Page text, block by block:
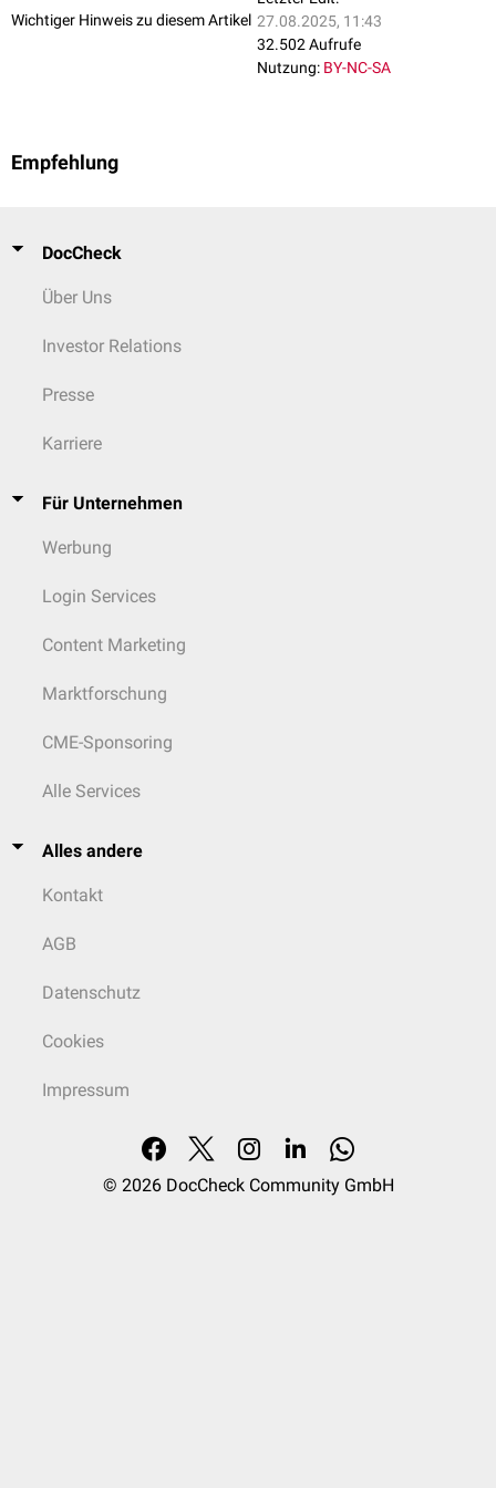
Wichtiger Hinweis zu diesem Artikel 27.08.2025, 11:43
32.502 Aufrufe
Nutzung: BY-NC-SA
Empfehlung
DocCheck
Über Uns
Investor Relations
Presse
Karriere
Für Unternehmen
Werbung
Login Services
Content Marketing
Marktforschung
CME-Sponsoring
Alle Services
Alles andere
Kontakt
AGB
Datenschutz
Cookies
Impressum
© 2026 DocCheck Community GmbH